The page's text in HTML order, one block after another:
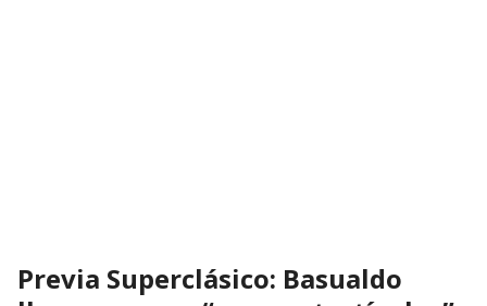
Previa Superclásico: Basualdo